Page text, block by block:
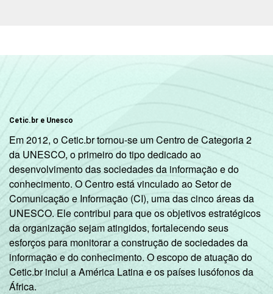
de
atividade
Não PEA 47
Fonte: CGI.br/NIC.br, Centro Regional de
Estudos para o Desenvolvimento da
Sociedade da Informação (Cetic.br),
Pesquisa sobre o Uso das Tecnologias de
Informação e Comunicação nos domicílios
brasileiros - TIC Domicílios 2016.
Cetic.br e Unesco
Em 2012, o Cetic.br tornou-se um Centro de Categoria 2
da UNESCO, o primeiro do tipo dedicado ao
desenvolvimento das sociedades da informação e do
conhecimento. O Centro está vinculado ao Setor de
Comunicação e Informação (CI), uma das cinco áreas da
UNESCO. Ele contribui para que os objetivos estratégicos
da organização sejam atingidos, fortalecendo seus
esforços para monitorar a construção de sociedades da
informação e do conhecimento. O escopo de atuação do
Cetic.br inclui a América Latina e os países lusófonos da
África.